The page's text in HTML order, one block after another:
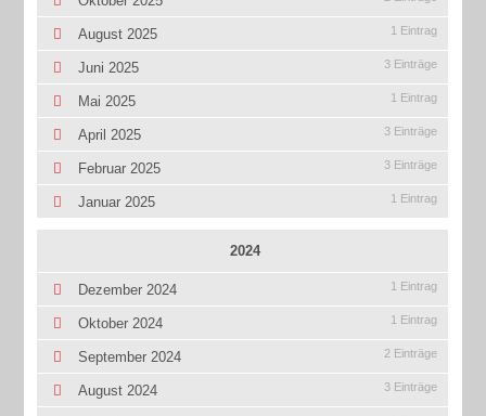
August 2025 1 Eintrag
Juni 2025 3 Einträge
Mai 2025 1 Eintrag
April 2025 3 Einträge
Februar 2025 3 Einträge
Januar 2025 1 Eintrag
2024
Dezember 2024 1 Eintrag
Oktober 2024 1 Eintrag
September 2024 2 Einträge
August 2024 3 Einträge